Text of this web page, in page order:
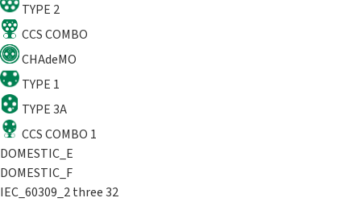
TYPE 2
CCS COMBO
CHAdeMO
TYPE 1
TYPE 3A
CCS COMBO 1
DOMESTIC_E
DOMESTIC_F
IEC_60309_2 three 32